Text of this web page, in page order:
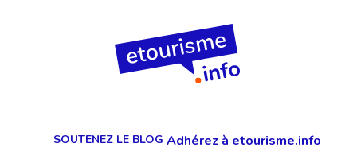
SOUTENEZ LE BLOG Adhérez à etourisme.info